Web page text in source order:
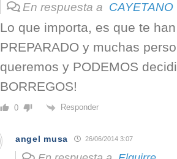
En respuesta a CAYETANO
Lo que importa, es que te
PREPARADO y muchas
queremos y PODEMOS
BORREGOS!
0 Responder
angel musa 26/06/2014 3:07